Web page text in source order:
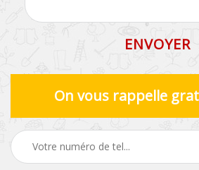
On vous rappelle